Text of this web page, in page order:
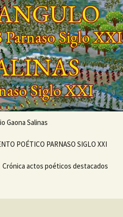
POEMARIO «POETA
Gaona Salinas
POÉTICO PARNASO SIGLO XXI
Crónica actos poéticos destacados